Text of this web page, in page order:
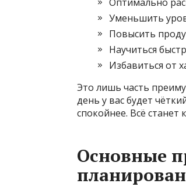
Уменьшить
Повысить
Научиться
Избавиться от
Это лишь часть
день у вас будет
спокойнее. Всё
Основные